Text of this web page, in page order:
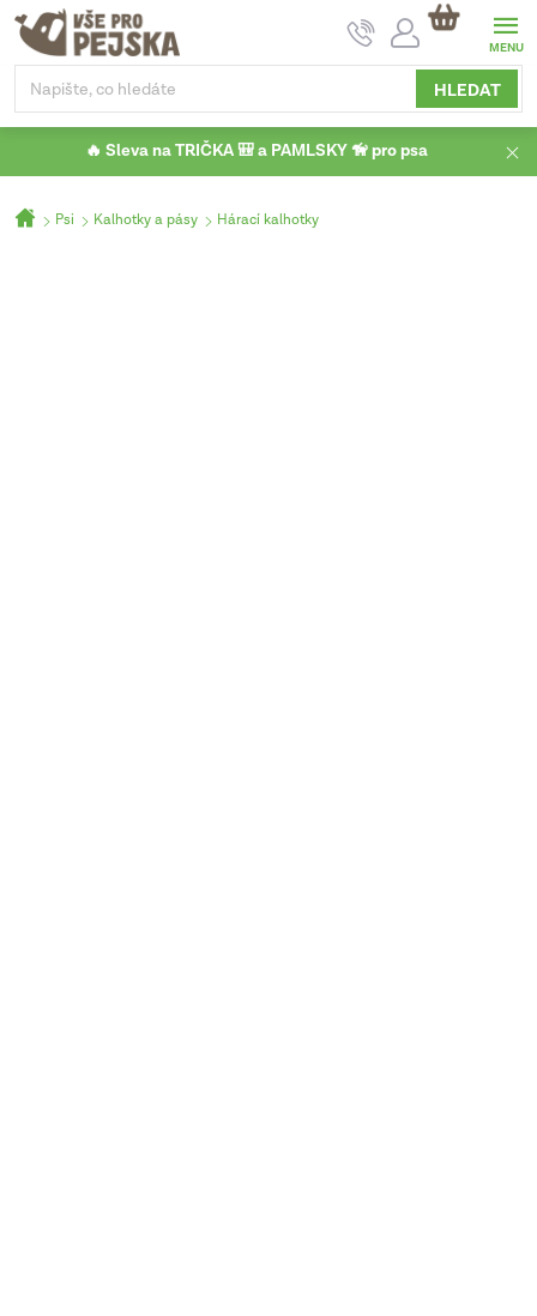
Přejít
obsah
HLEDAT
NÁKUPNÍ
KOŠÍK
🔥 Sleva na TRIČKA 🎒 a PAMLSKY 🦮 pro psa
Domů
Psi Kalhotky a pásy Hárací kalhotky